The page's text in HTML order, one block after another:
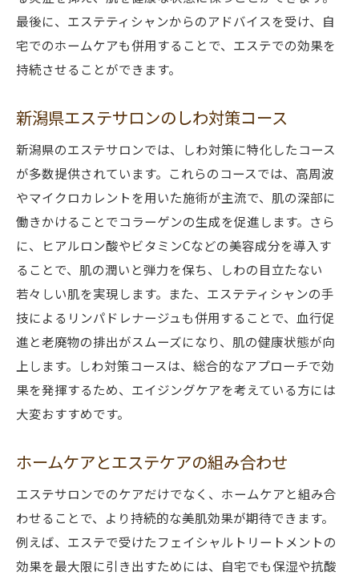
最後に、エステティシャンからのアドバイスを受け、自
宅でのホームケアも併用することで、エステでの効果を
持続させることができます。
新潟県エステサロンのしわ対策コース
新潟県のエステサロンでは、しわ対策に特化したコース
が多数提供されています。これらのコースでは、高周波
やマイクロカレントを用いた施術が主流で、肌の深部に
働きかけることでコラーゲンの生成を促進します。さら
に、ヒアルロン酸やビタミンCなどの美容成分を導入す
ることで、肌の潤いと弾力を保ち、しわの目立たない
若々しい肌を実現します。また、エステティシャンの手
技によるリンパドレナージュも併用することで、血行促
進と老廃物の排出がスムーズになり、肌の健康状態が向
上します。しわ対策コースは、総合的なアプローチで効
果を発揮するため、エイジングケアを考えている方には
大変おすすめです。
ホームケアとエステケアの組み合わせ
エステサロンでのケアだけでなく、ホームケアと組み合
わせることで、より持続的な美肌効果が期待できます。
例えば、エステで受けたフェイシャルトリートメントの
効果を最大限に引き出すためには、自宅でも保湿や抗酸